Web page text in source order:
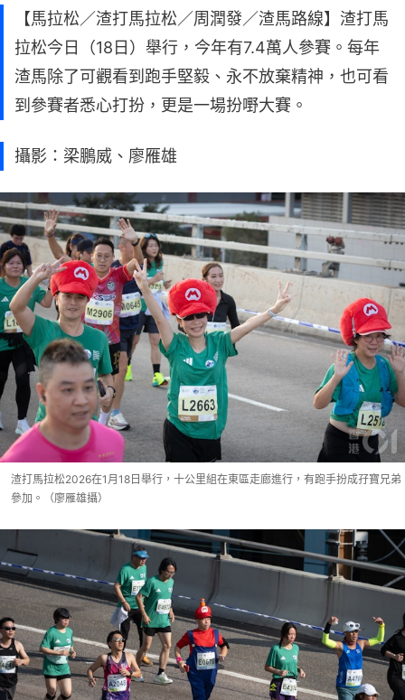
【馬拉松／渣打馬拉松／周潤發／渣馬路線】渣打馬
拉松今日（18日）舉行，今年有7.4萬人參賽。每年
渣馬除了可觀看到跑手堅毅、永不放棄精神，也可看
到參賽者悉心打扮，更是一場扮嘢大賽。
攝影：梁鵬威、廖雁雄
渣打馬拉松2026在1月18日舉行，十公里組在東區走廊進行，有跑手扮成孖寶兄弟
參加。（廖雁雄攝）